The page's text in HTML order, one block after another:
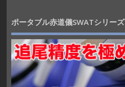
ポータブル赤道儀SWATシリーズ